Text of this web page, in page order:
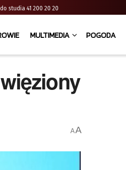
do studia 41 200 20 20
MULTIMEDIA POGODA
AA